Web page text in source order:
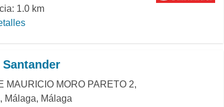
1.0 km
MAURICIO MORO PARETO 2,
Málaga, Málaga